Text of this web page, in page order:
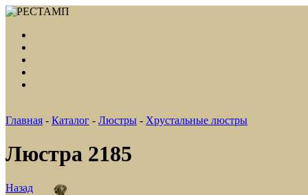
Главная - Каталог - Люстры - Хрустальные люстры
Люстра 2185
Назад